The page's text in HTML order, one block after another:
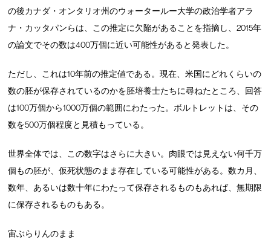
の後カナダ・オンタリオ州のウォータールー大学の政治学者アラ
ナ・カッタパンらは、この推定に欠陥があることを指摘し、2015年
の論文でその数は400万個に近い可能性があると発表した。
ただし、これは10年前の推定値である。現在、米国にどれくらいの
数の胚が保存されているのかを胚培養士たちに尋ねたところ、回答
は100万個から1000万個の範囲にわたった。ボルトレットは、その
数を500万個程度と見積もっている。
世界全体では、この数字はさらに大きい。肉眼では見えない何千万
個もの胚が、仮死状態のまま存在している可能性がある。数カ月、
数年、あるいは数十年にわたって保存されるものもあれば、無期限
に保存されるものもある。
宙ぶらりんのまま